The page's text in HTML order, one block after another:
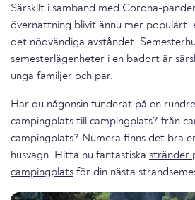
Särskilt i samband med Corona-
övernattning blivit ännu mer
det nödvändiga avståndet.
semesterlägenheter i en badort är
unga familjer och par.
Har du någonsin funderat på en
campingplats till campingplats? från
campingplats? Numera finns det bra
husvagn. Hitta nu fantastiska stränder
campingplats för din nästa